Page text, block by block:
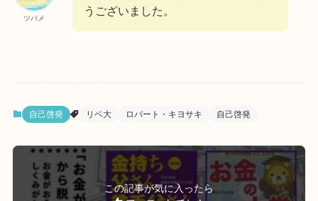
ツバメ
うございました。
自己啓発 リベ大 ロバート・キヨサキ 自己啓発
この記事が気に入ったら